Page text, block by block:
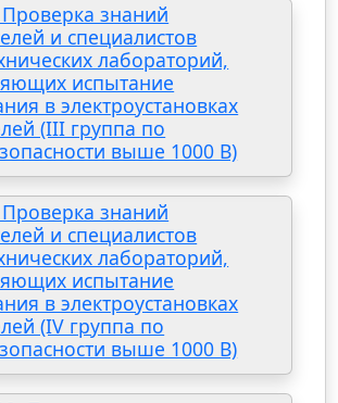
знаний
и специалистов
лабораторий,
испытание
в электроустановках
(III группа по
выше 1000 В)
знаний
и специалистов
лабораторий,
испытание
в электроустановках
(IV группа по
выше 1000 В)